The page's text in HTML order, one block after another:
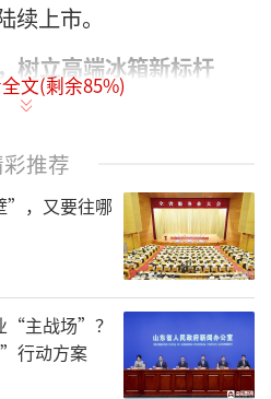
上市。
树立高端冰箱新标杆
市场，不少冰箱品牌选
冰箱却是“逆行者”。此
售价3799万越南盾（约
当地行业均价的近4倍，
材多样、原鲜为本”的
不仅搭载全球首创的磁
冷藏10天仍鲜嫩如初，
文(剩余85%)
推荐
”，又要往哪
“主战场”？
行动方案